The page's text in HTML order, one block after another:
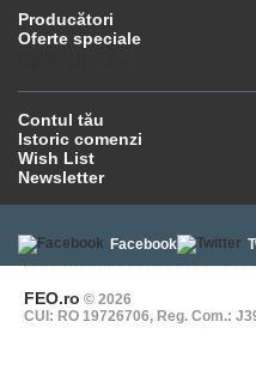
Producători
Oferte speciale
Contul tău
Istoric comenzi
Wish List
Newsletter
Facebook
FEO.ro © 2026
CUI: RO 19726706, Reg. Com.: